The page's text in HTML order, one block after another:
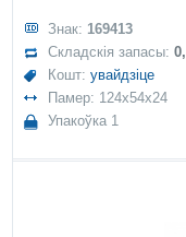
Знак: 169413
Складскія запасы:0,
Кошт:увайдзіце
Памер: 124x54x24
Упакоўка 1